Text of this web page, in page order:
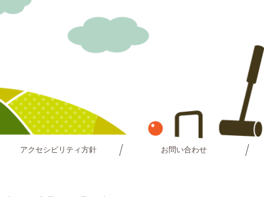
アクセシビリティ方針 お問い合わせ